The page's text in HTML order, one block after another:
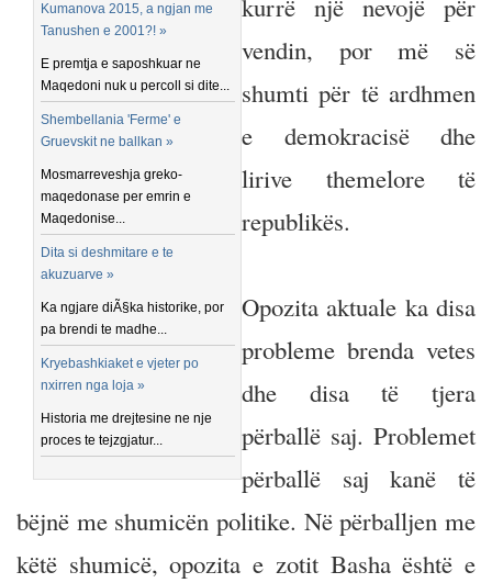
Kumanova 2015, a ngjan me
Tanushen e 2001?! »
E premtja e saposhkuar ne
Maqedoni nuk u percoll si dite...
Shembellania 'Ferme' e
Gruevskit ne ballkan »
Mosmarreveshja greko-
maqedonase per emrin e
Maqedonise...
Dita si deshmitare e te
akuzuarve »
Ka ngjare diÃ§ka historike, por
pa brendi te madhe...
Kryebashkiaket e vjeter po
nxirren nga loja »
Historia me drejtesine ne nje
proces te tejzgjatur...
kurrë një nevojë për
vendin, por më së
shumti për të ardhmen
e demokracisë dhe
lirive themelore të
republikës.
Opozita aktuale ka disa
probleme brenda vetes
dhe disa të tjera
përballë saj. Problemet
përballë saj kanë të
bëjnë me shumicën politike. Në përballjen me
këtë shumicë, opozita e zotit Basha është e